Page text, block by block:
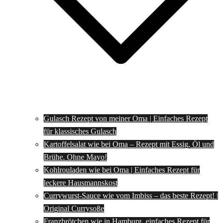
Gulasch Rezept von meiner Oma | Einfaches Rezept
für klassisches Gulasch
Kartoffelsalat wie bei Oma – Rezept mit Essig, Öl und
Brühe. Ohne Mayo!
Kohlrouladen wie bei Oma | Einfaches Rezept für
leckere Hausmannskost
Currywurst-Sauce wie vom Imbiss – das beste Rezept! |
Original Currysoße
Franzbrötchen wie in Hamburg, einfaches Rezept für